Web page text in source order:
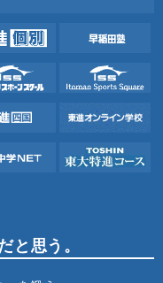
と思う。